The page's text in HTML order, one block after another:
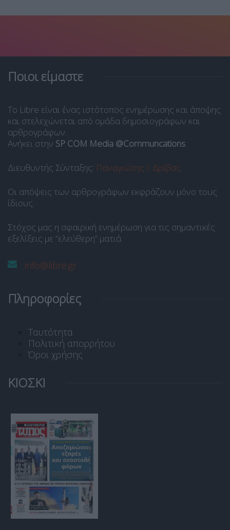
Ποιοι είμαστε
Το Libre είναι ένας ιστότοπος ενημέρωσης και άποψης
και στελεχώνεται από ομάδα δημοσιογράφων και
αρθρογράφων.
Ανήκει στην SP COM Media @Communcations.
Διευθυντής Σύνταξης: Παναγιώτης Ι. Δρίβας.
Οι απόψεις των αρθρογράφων εκφράζουν μόνο τους
ίδιους.
Στόχος μας η σφαιρική ενημέρωση για τις σημαντικές
εξελίξεις με “ελεύθερη” ματιά.
info@libre.gr
Πληροφορίες
Ταυτότητα
Πολιτική απορρήτου
Όροι χρήσης
ΚΙΟΣΚΙ